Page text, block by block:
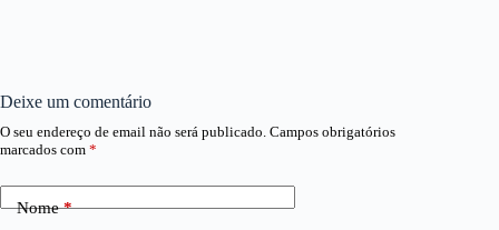
Deixe um comentário
O seu endereço de email não será publicado. Campos obrigatórios
marcados com *
Nome*